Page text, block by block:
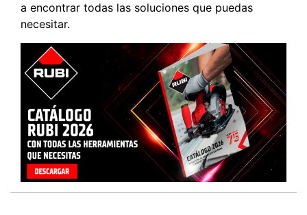
a encontrar todas las soluciones que puedas
necesitar.